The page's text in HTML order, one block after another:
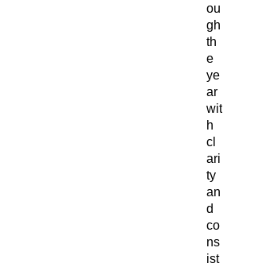
ou
gh
th
e
ye
ar
wit
h
cl
ari
ty
an
d
co
ns
ist